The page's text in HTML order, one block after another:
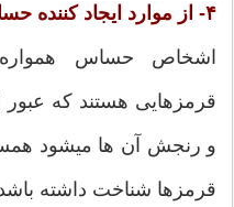
۴- از موارد ایجاد کننده حساسیت دوری کنید:
اشخاص حساس
قرمزهایی هستند که
و رنجش آن ها ميشود
قرمزها شناخت داشته